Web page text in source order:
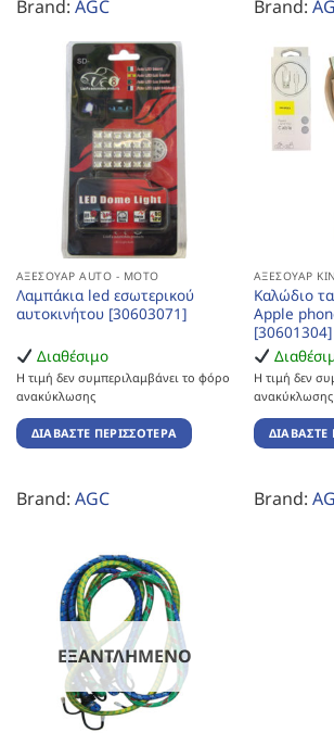
Brand: AGC Brand:
ΑΞΕΣΟΥΆΡ AUTO - MOTO
Λαμπάκια led εσωτερικού
αυτοκινήτου [30603071]
Διαθέσιμο
Η τιμή δεν συμπεριλαμβάνει το φόρο
ανακύκλωσης
ΔΙΑΒΆΣΤΕ ΠΕΡΙΣΣΌΤΕΡΑ
Brand: AGC
ΑΞΕΣΟΥΆΡ
Καλώδιο
Apple
[30601304]
Η τιμή δεν
ανακύκλωσης
ΔΙΑΒΆΣΤΕ
Brand:
ΕΞΑΝΤΛΗΜΈΝΟ